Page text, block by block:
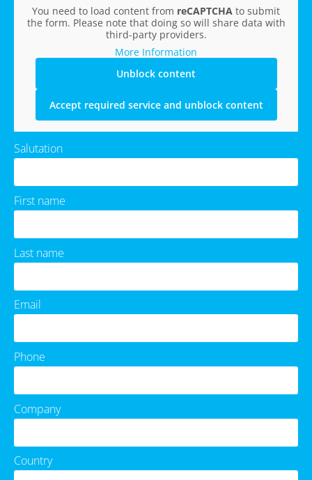
You need to load content from reCAPTCHA to submit
the form. Please note that doing so will share data with
third-party providers.
More Information
Unblock content
Accept required service and unblock content
Salutation
First name
Last name
Email
Phone
Company
Country